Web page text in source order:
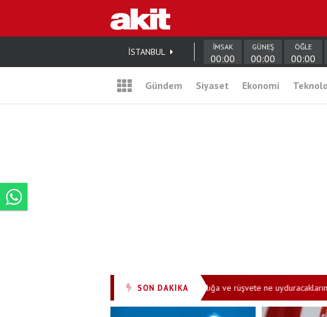
İSTANBUL İMSAK
00:00
GÜNEŞ
00:00
ÖĞLE
00:00
Gündem Siyaset Ekonomi
SON DAKİKA
Çiçek’in rezilliğine montaj kılıfı: Ahlaksızlığa ve rüşvete ne uyduracaklarını